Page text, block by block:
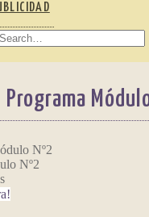
Programa
Nº2